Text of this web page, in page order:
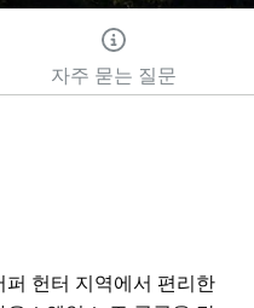
자주 묻는 질문
헌터 지역에서 편리한